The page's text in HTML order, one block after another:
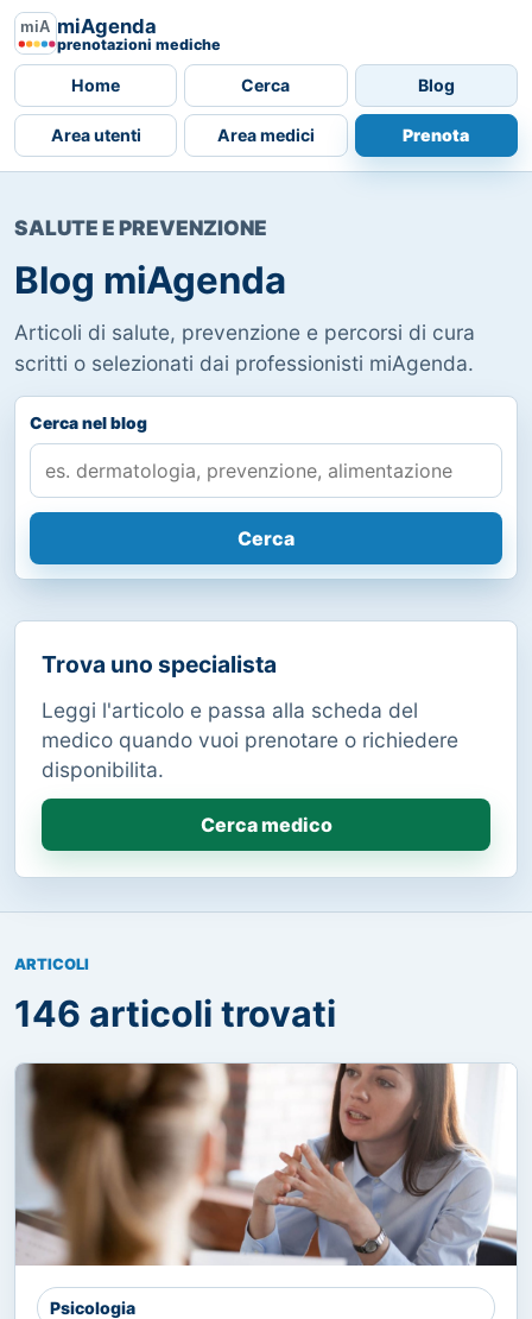
miAgenda
prenotazioni mediche
Home Cerca Blog
Area utenti Area medici Prenota
SALUTE E PREVENZIONE
Blog miAgenda
Articoli di salute, prevenzione e percorsi di cura
scritti o selezionati dai professionisti miAgenda.
Cerca nel blog
Cerca
Trova uno specialista
Leggi l'articolo e passa alla scheda del
medico quando vuoi prenotare o richiedere
disponibilita.
Cerca medico
ARTICOLI
146 articoli trovati
Psicologia